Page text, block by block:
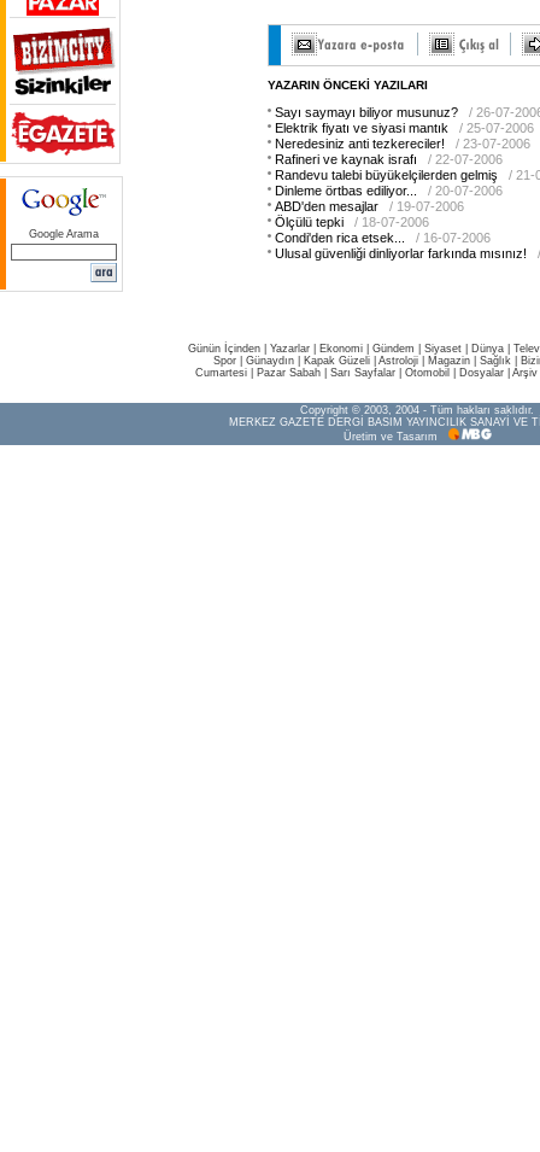
Google Arama
YAZARIN ÖNCEKİ YAZILARI
Sayı saymayı biliyor musunuz?
/ 26-07-
Elektrik fiyatı ve siyasi mantık
/ 25-07-2006
Neredesiniz anti tezkereciler!
/ 23-07-2006
Rafineri ve kaynak israfı
/ 22-07-2006
Randevu talebi büyükelçilerden gelmiş
/ 21-
Dinleme örtbas ediliyor...
/ 20-07-2006
ABD'den mesajlar
/ 19-07-2006
Ölçülü tepki
/ 18-07-2006
Condi'den rica etsek...
/ 16-07-2006
Ulusal güvenliği dinliyorlar farkında mısınız!
Günün İçinden Yazarlar Ekonomi Gündem Siyaset Dünya |
Spor
Günaydın Kapak Güzeli Astroloji Magazin Sağlık
Cumartesi
Pazar Sabah Sarı Sayfalar Otomobil Dosyalar Arşiv
Copyright © 2003, 2004 - Tüm hakları saklıdır.
MERKEZ GAZETE DERGİ BASIM YAYINCILIK SANAYİ VE
Üretim ve Tasarım